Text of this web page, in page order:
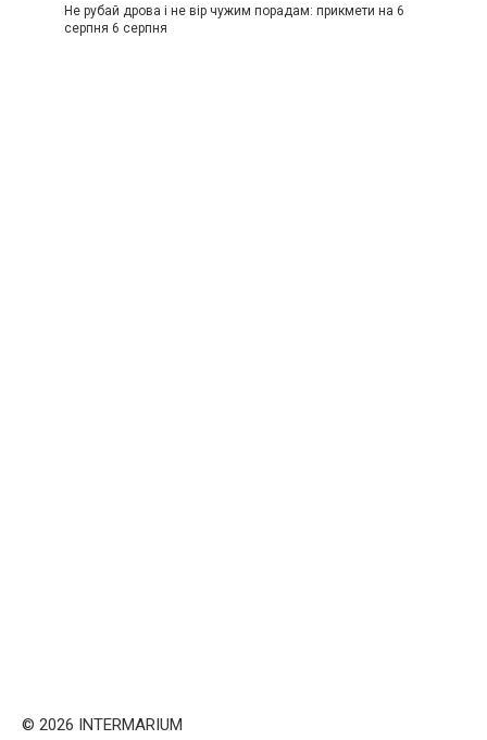
Не рубай дрова і не вір чужим порадам: прикмети на 6
серпня 6 серпня
© 2026 INTERMARIUM